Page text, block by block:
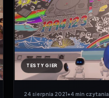
TESTY GIER
24 sierpnia 2021 •4 min czytania